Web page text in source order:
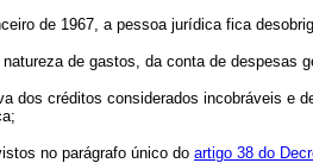
de 1967, a pessoa jurídica fica
de gastos, da conta de despesas
créditos considerados incobráveis e
no parágrafo único do artigo 38 do